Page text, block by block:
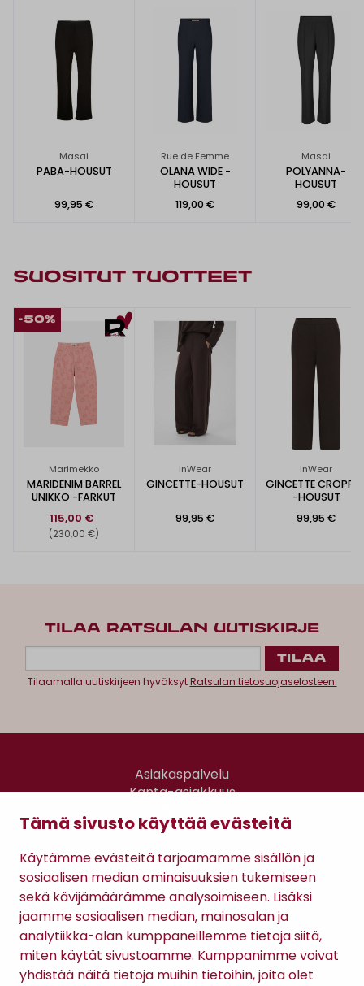
Tämä sivusto käyttää evästeitä
Käytämme evästeitä tarjoamamme sisällön ja
sosiaalisen median ominaisuuksien tukemiseen
sekä kävijämäärämme analysoimiseen. Lisäksi
jaamme sosiaalisen median, mainosalan ja
analytiikka-alan kumppaneillemme tietoja siitä,
miten käytät sivustoamme. Kumppanimme voivat
yhdistää näitä tietoja muihin tietoihin, joita olet
Masai
PABA-HOUSUT
99,95 €
Rue de Femme
OLANA WIDE -
HOUSUT
119,00 €
Masai
POLYANNA-
HOUSUT
99,00 €
SUOSITUT TUOTTEET
-50%
Marimekko
MARIDENIM BARREL
UNIKKO -FARKUT
115,00 €
(230,00 €)
InWear
GINCETTE-HOUSUT
99,95 €
InWear
GINCETTE
-HOUSUT
99,95 €
TILAA RATSULAN UUTISKIRJE
Tilaamalla uutiskirjeen hyväksytRatsulan tietosuojaselosteen.
Asiakaspalvelu
Kanta-asiakkuus
Gomee Ratsula Café
Sopimusehdot
Tietosuojaseloste
Maksutavat